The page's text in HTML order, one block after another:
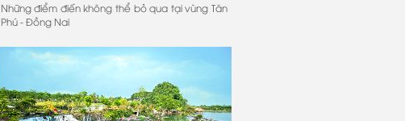
Những điểm điến không thể bỏ qua tại vùng Tân
Phú - Đồng Nai